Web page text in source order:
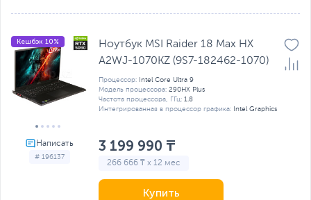
# 196137
Кешбэк 10%
Ноутбук MSI Raider 18 Max HX
A2WJ-1070KZ (9S7-182462-1070)
Процессор: Intel Core Ultra 9
Модель процессора: 290HX Plus
Частота процессора, ГГц: 1.8
Интегрированная в процессор графика: Intel Graphics
3 199 990 ₸
266 666 ₸ x 12 мес
Купить